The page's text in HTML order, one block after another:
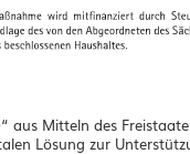
aus Mitteln des
Lösung zur